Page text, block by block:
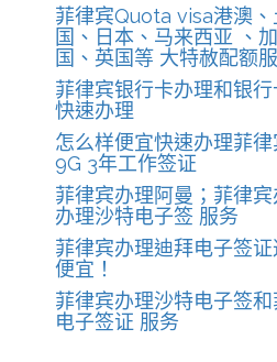
菲律宾Quota visa港澳
国、日本、马来西亚 、
国、英国等 大特赦配额
菲律宾银行卡办理和银
快速办理
怎么样便宜快速办理菲
9G 3年工作签证
菲律宾办理阿曼；菲律
办理沙特电子签 服务
菲律宾办理迪拜电子签
便宜！
菲律宾办理沙特电子签
电子签证 服务